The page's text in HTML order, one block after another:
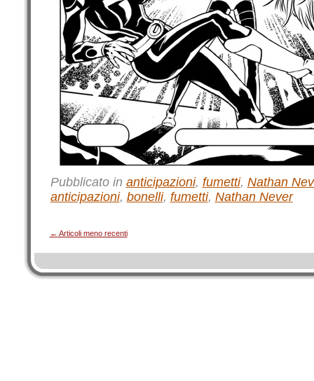
Pubblicato in anticipazioni, fumetti, Nathan
anticipazioni, bonelli, fumetti, Nathan Never
← Articoli meno recenti